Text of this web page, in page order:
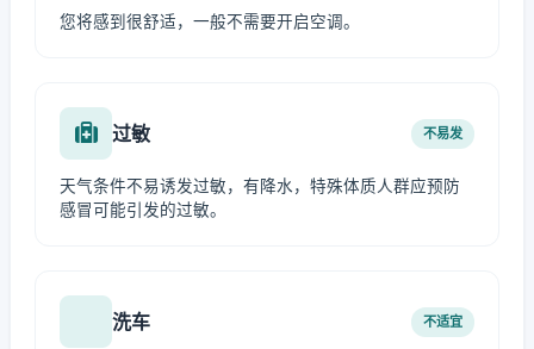
您将感到很舒适，一般不需要开启空调。
过敏 不易发
天气条件不易诱发过敏，有降水，特殊体质人群应预防
感冒可能引发的过敏。
洗车 不适宜